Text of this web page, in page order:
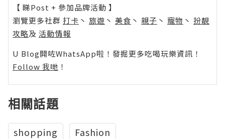
【 睇Post + 參加品牌活動 】
瀏覽更多社群 打卡 丶 旅遊 丶 美食 丶 親子 丶 寵物 丶 扮靚
攻略及 活動情報
U Blog開咗WhatsApp啦！發掘更多吃喝玩樂資訊！
Follow 我哋 ！
相關話題
shopping Fashion